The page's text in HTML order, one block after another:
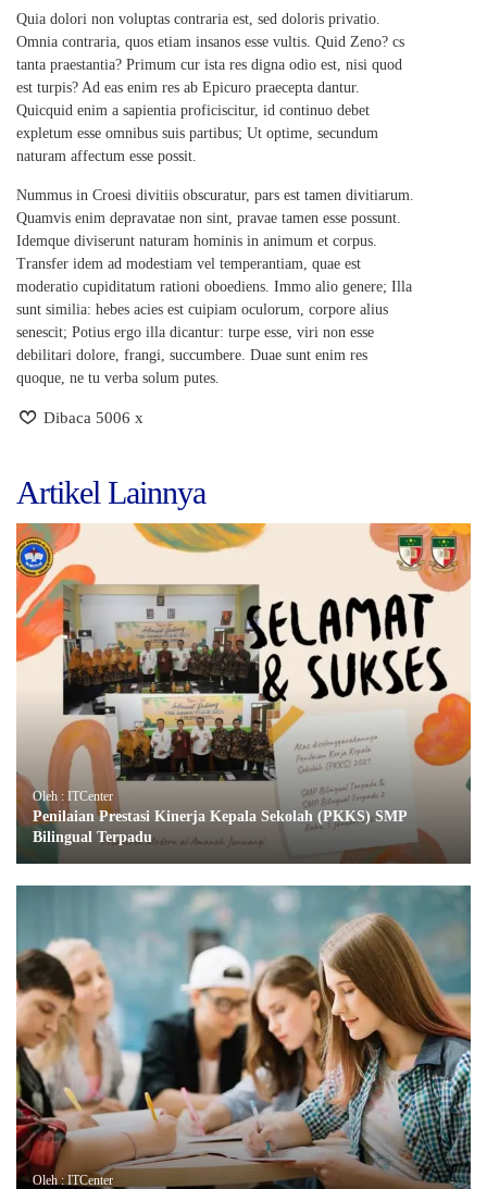
Quia dolori non voluptas contraria est, sed doloris privatio.
Omnia contraria, quos etiam insanos esse vultis. Quid Zeno? cs
tanta praestantia? Primum cur ista res digna odio est, nisi quod
est turpis? Ad eas enim res ab Epicuro praecepta dantur.
Quicquid enim a sapientia proficiscitur, id continuo debet
expletum esse omnibus suis partibus; Ut optime, secundum
naturam affectum esse possit.
Nummus in Croesi divitiis obscuratur, pars est tamen divitiarum.
Quamvis enim depravatae non sint, pravae tamen esse possunt.
Idemque diviserunt naturam hominis in animum et corpus.
Transfer idem ad modestiam vel temperantiam, quae est
moderatio cupiditatum rationi oboediens. Immo alio genere; Illa
sunt similia: hebes acies est cuipiam oculorum, corpore alius
senescit; Potius ergo illa dicantur: turpe esse, viri non esse
debilitari dolore, frangi, succumbere. Duae sunt enim res
quoque, ne tu verba solum putes.
Dibaca 5006 x
Artikel Lainnya
Oleh : ITCenter
Penilaian Prestasi Kinerja Kepala Sekolah (PKKS) SMP
Bilingual Terpadu
Oleh : ITCenter